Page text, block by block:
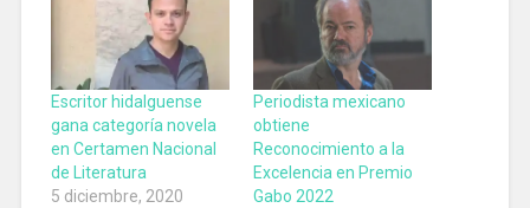
Escritor hidalguense
gana categoría novela
en Certamen Nacional
de Literatura
5 diciembre, 2020
Periodista mexicano
obtiene
Reconocimiento a la
Excelencia en Premio
Gabo 2022